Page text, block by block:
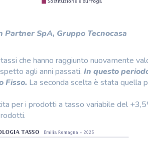
Partner SpA, Gruppo Tecnocasa
che hanno raggiunto nuovamente
agli anni passati. In questo
Fisso. La seconda scelta è stata quella
per i prodotti a tasso variabile del